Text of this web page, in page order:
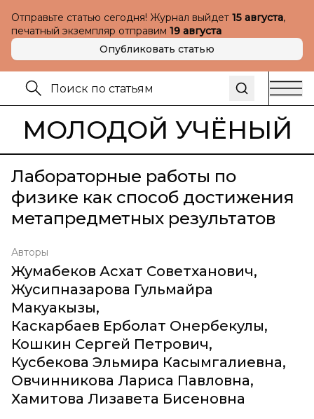
Отправьте статью сегодня! Журнал выйдет 15 августа,
печатный экземпляр отправим 19 августа
Опубликовать статью
МОЛОДОЙ УЧЁНЫЙ
Лабораторные работы по
физике как способ достижения
метапредметных результатов
Авторы
Жумабеков Асхат Советханович,
Жусипназарова Гульмайра
Макуакызы,
Каскарбаев Ерболат Онербекулы,
Кошкин Сергей Петрович,
Кусбекова Эльмира Касымгалиевна,
Овчинникова Лариса Павловна,
Хамитова Лизавета Бисеновна